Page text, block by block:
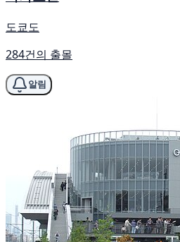
도쿄도
284건의 출몰
알림